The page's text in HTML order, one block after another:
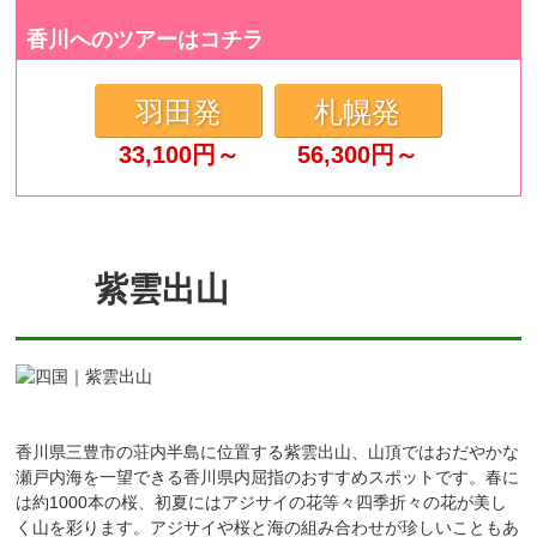
香川へのツアーはコチラ
羽田発
33,100円～
札幌発
56,300円～
紫雲出山
香川県三豊市の荘内半島に位置する紫雲出山、山頂ではおだやかな
瀬戸内海を一望できる香川県内屈指のおすすめスポットです。春に
は約1000本の桜、初夏にはアジサイの花等々四季折々の花が美し
く山を彩ります。アジサイや桜と海の組み合わせが珍しいこともあ